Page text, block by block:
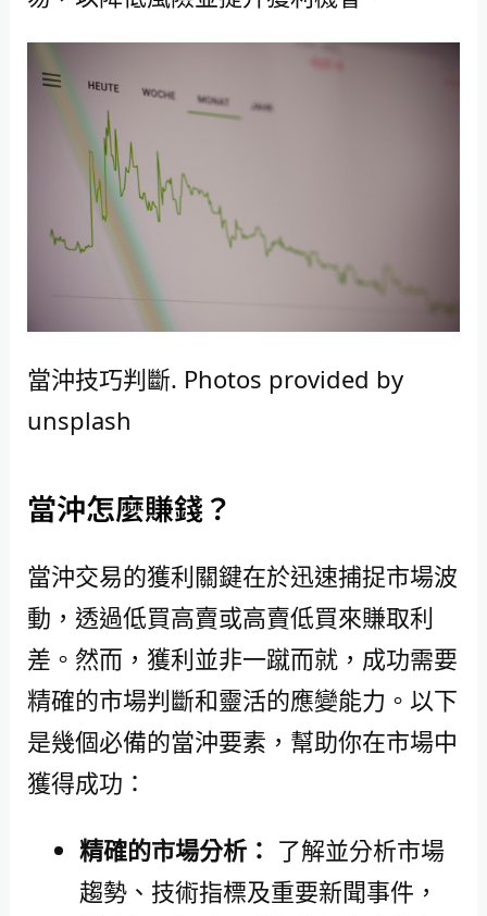
當沖技巧判斷. Photos provided by
unsplash
當沖怎麼賺錢？
當沖交易的獲利關鍵在於迅速捕捉市場波
動，透過低買高賣或高賣低買來賺取利
差。然而，獲利並非一蹴而就，成功需要
精確的市場判斷和靈活的應變能力。以下
是幾個必備的當沖要素，幫助你在市場中
獲得成功：
精確的市場分析： 了解並分析市場
趨勢、技術指標及重要新聞事件，